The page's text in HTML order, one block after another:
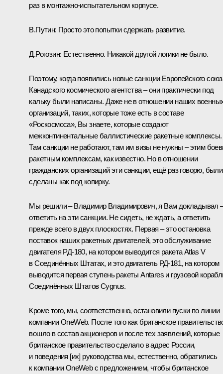
раз в монтажно-испытательном корпусе.
В.Путин: Просто это попытки сдержать развитие.
Д.Рогозин: Естественно. Никакой другой логики не было.
Поэтому, когда появились новые санкции Европейского
Канадского космического агентства – они практически под
кальку были написаны. Даже не в отношении наших
организаций, таких, которые тоже есть в составе
«Роскосмоса», Вы знаете, которые создают
межконтинентальные баллистические ракетные комплексы.
Там санкции не работают, там им визы не нужны – этим
ракетным комплексам, как известно. Но в отношении
гражданских организаций эти санкции, ещё раз говорю, были
сделаны как под копирку.
Мы решили – Владимир Владимирович, я Вам докладывал
ответить на эти санкции. Не сидеть, не ждать, а ответить
прежде всего в двух плоскостях. Первая – это остановка
поставок наших ракетных двигателей, это обслуживание
двигателя РД-180, на котором выводится ракета Atlas V
в Соединённых Штатах, и это двигатель РД-181, на котором
выводится первая ступень ракеты Antares и грузовой
Соединённых Штатов Cygnus.
Кроме того, мы, соответственно, остановили пуски по линии
компании OneWeb. После того как британское
вошло в состав акционеров и после тех заявлений, которые
британское правительство сделало в адрес России,
и поведения [их] руководства мы, естественно, обратились
к компании OneWeb с предложением, чтобы британское